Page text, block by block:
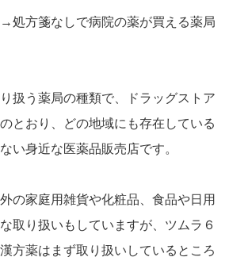
→処方箋なしで病院の薬が買える薬局
扱う薬局の種類で、ドラッグストア
とおり、どの地域にも存在している
い身近な医薬品販売店です。
の家庭用雑貨や化粧品、食品や日用
取り扱いもしていますが、ツムラ６
方薬はまず取り扱いしているところ